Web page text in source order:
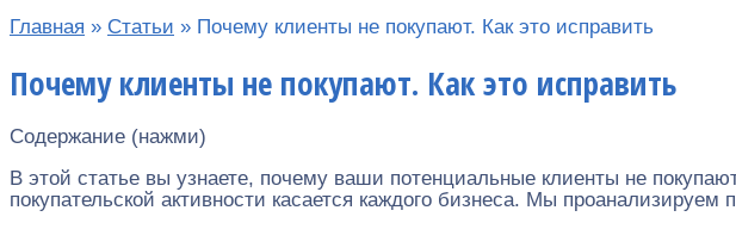
Главная » Статьи » Почему клиенты не покупают. Как это исправить
Почему клиенты не покупают. Как это исправить
Содержание (нажми)
В этой статье вы узнаете, почему ваши потенциальные клиенты не
покупательской активности касается каждого бизнеса. Мы